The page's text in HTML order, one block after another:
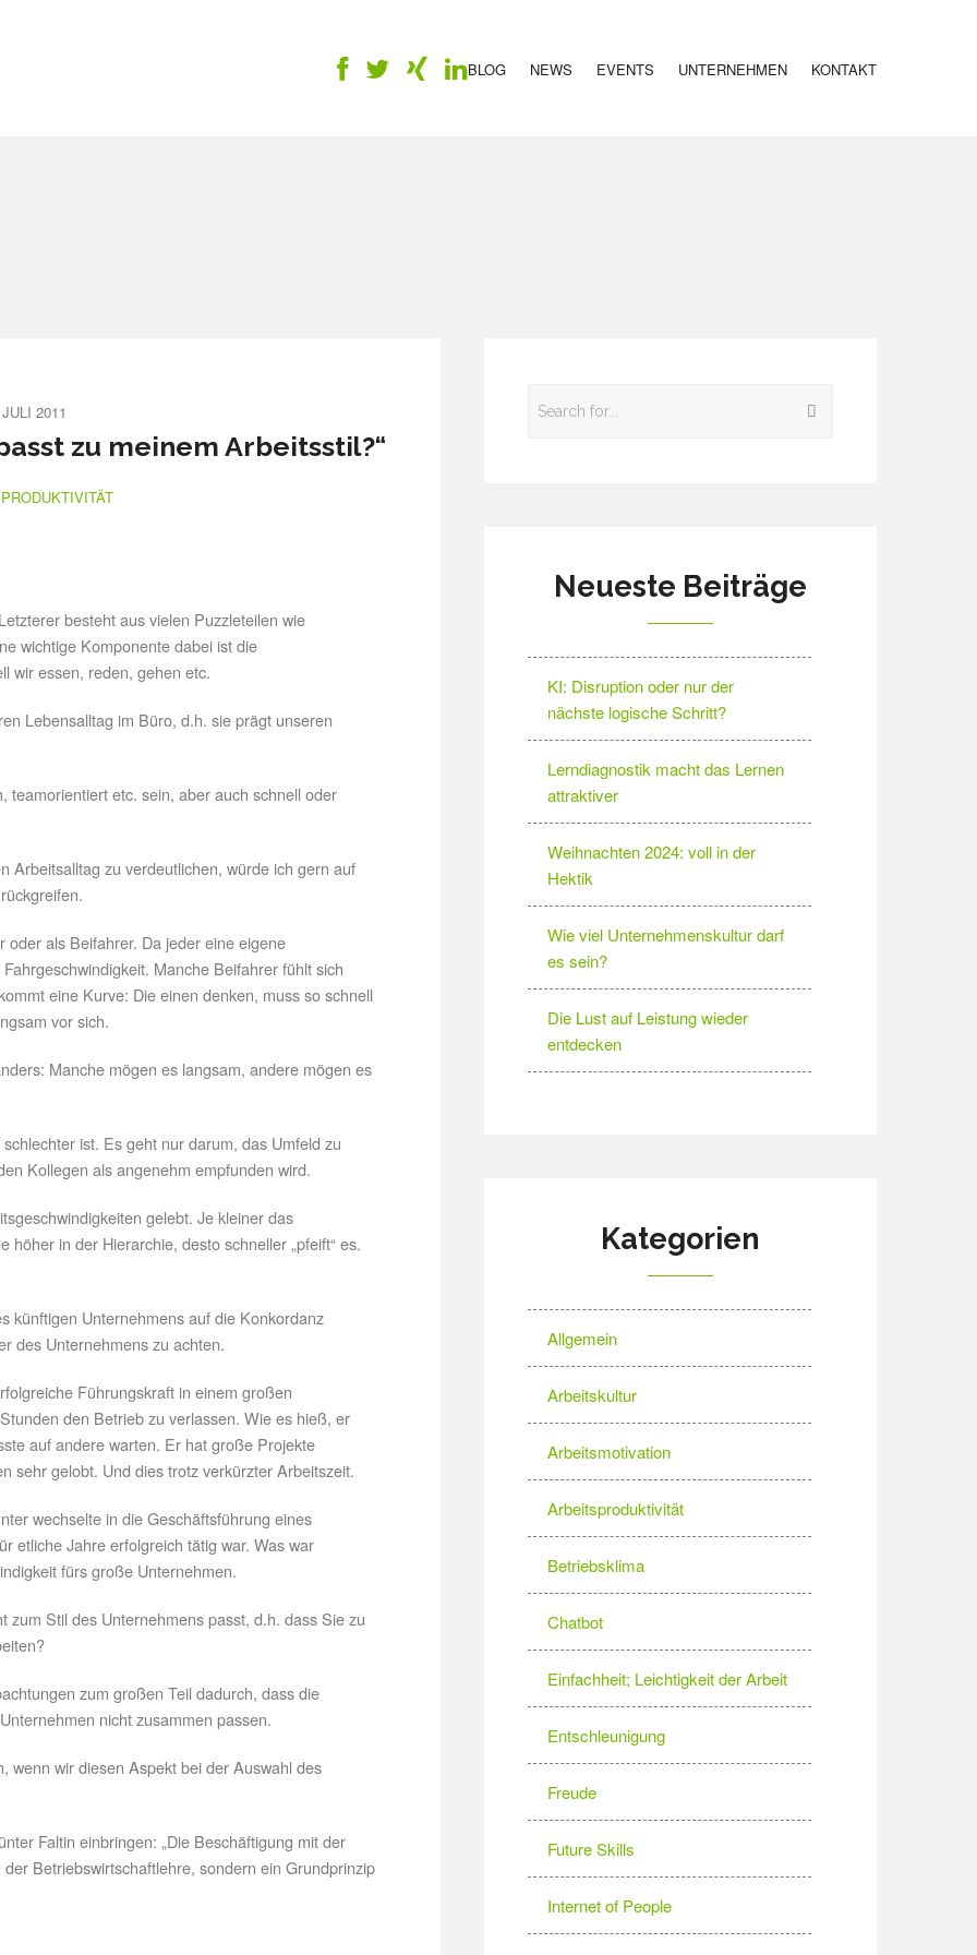
BLOG NEWS EVENTS UNTERNEHMEN KONTAKT
2011
zu meinem Arbeitsstil?“
besteht aus vielen Puzzleteilen wie
wichtige Komponente dabei ist die
wir essen, reden, gehen etc.
Lebensalltag im Büro, d.h. sie prägt unseren
teamorientiert etc. sein, aber auch schnell oder
Arbeitsalltag zu verdeutlichen, würde ich gern auf
als Beifahrer. Da jeder eine eigene
Manche Beifahrer fühlt sich
eine Kurve: Die einen denken, muss so schnell
vor sich.
Manche mögen es langsam, andere mögen es
ist. Es geht nur darum, das Umfeld zu
Kollegen als angenehm empfunden wird.
gelebt. Je kleiner das
in der Hierarchie, desto schneller „pfeift“ es.
künftigen Unternehmens auf die Konkordanz
des Unternehmens zu achten.
Führungskraft in einem großen
den Betrieb zu verlassen. Wie es hieß, er
auf andere warten. Er hat große Projekte
sehr gelobt. Und dies trotz verkürzter Arbeitszeit.
wechselte in die Geschäftsführung eines
etliche Jahre erfolgreich tätig war. Was war
fürs große Unternehmen.
Stil des Unternehmens passt, d.h. dass Sie zu
zum großen Teil dadurch, dass die
nicht zusammen passen.
wenn wir diesen Aspekt bei der Auswahl des
Faltin einbringen: „Die Beschäftigung mit der
Betriebswirtschaftlehre, sondern ein Grundprinzip
Neueste Beiträge
KI: Disruption oder nur der
nächste logische Schritt?
Lerndiagnostik macht das Lernen
attraktiver
Weihnachten 2024: voll in der
Hektik
Wie viel Unternehmenskultur darf
es sein?
Die Lust auf Leistung wieder
entdecken
Kategorien
Allgemein
Arbeitskultur
Arbeitsmotivation
Arbeitsproduktivität
Betriebsklima
Chatbot
Einfachheit; Leichtigkeit der Arbeit
Entschleunigung
Freude
Future Skills
Internet of People